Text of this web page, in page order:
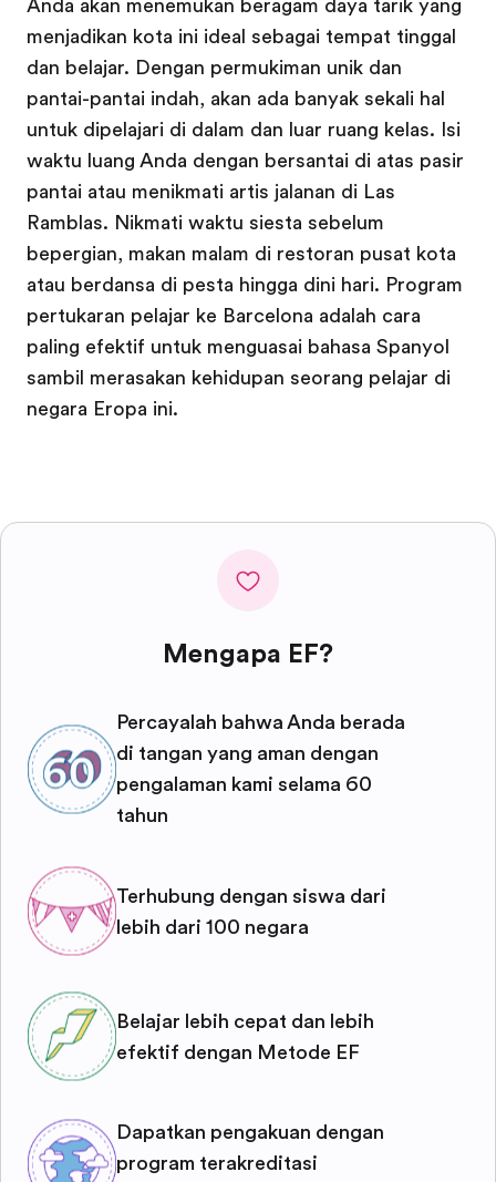
Anda akan menemukan beragam daya tarik yang
menjadikan kota ini ideal sebagai tempat tinggal
dan belajar. Dengan permukiman unik dan
pantai-pantai indah, akan ada banyak sekali hal
untuk dipelajari di dalam dan luar ruang kelas. Isi
waktu luang Anda dengan bersantai di atas pasir
pantai atau menikmati artis jalanan di Las
Ramblas. Nikmati waktu siesta sebelum
bepergian, makan malam di restoran pusat kota
atau berdansa di pesta hingga dini hari. Program
pertukaran pelajar ke Barcelona adalah cara
paling efektif untuk menguasai bahasa Spanyol
sambil merasakan kehidupan seorang pelajar di
negara Eropa ini.
Mengapa EF?
Percayalah bahwa Anda berada
di tangan yang aman dengan
pengalaman kami selama 60
tahun
Terhubung dengan siswa dari
lebih dari 100 negara
Belajar lebih cepat dan lebih
efektif dengan Metode EF
Dapatkan pengakuan dengan
program terakreditasi